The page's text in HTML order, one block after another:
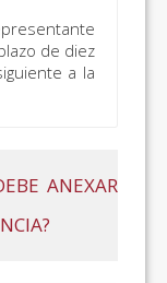
de diez
a la
ANEXAR